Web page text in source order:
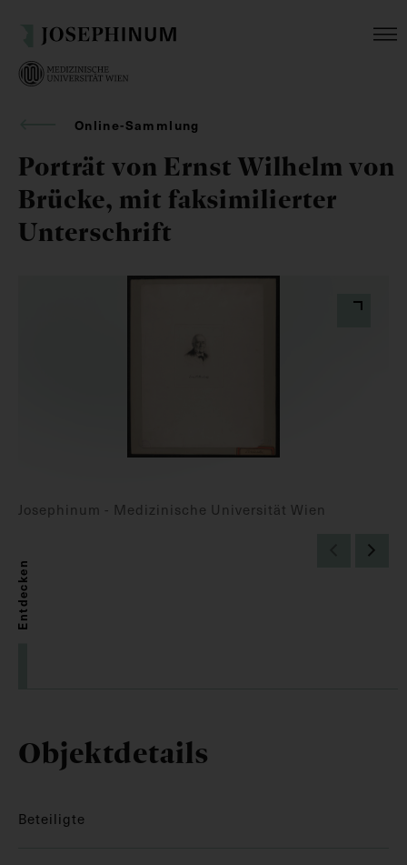
Online-Sammlung
Porträt von Ernst Wilhelm von
Brücke, mit faksimilierter
Unterschrift
Josephinum - Medizinische Universität Wien
Entdecken
Objektdetails
Beteiligte